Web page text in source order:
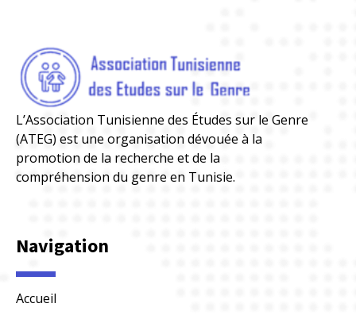
L’Association Tunisienne des Études sur le Genre
(ATEG) est une organisation dévouée à la
promotion de la recherche et de la
compréhension du genre en Tunisie.
Navigation
Accueil